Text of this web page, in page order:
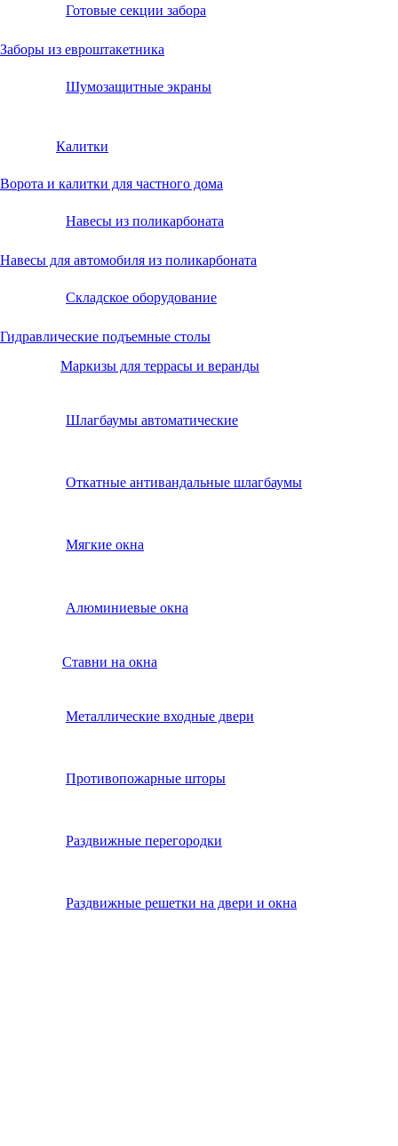
Готовые секции забора
Заборы из евроштакетника
Шумозащитные экраны
Калитки
Ворота и калитки для частного дома
Навесы из поликарбоната
Навесы для автомобиля из поликарбоната
Складское оборудование
Гидравлические подъемные столы
Маркизы для террасы и веранды
Шлагбаумы автоматические
Откатные антивандальные шлагбаумы
Мягкие окна
Алюминиевые окна
Ставни на окна
Металлические входные двери
Противопожарные шторы
Раздвижные перегородки
Раздвижные решетки на двери и окна